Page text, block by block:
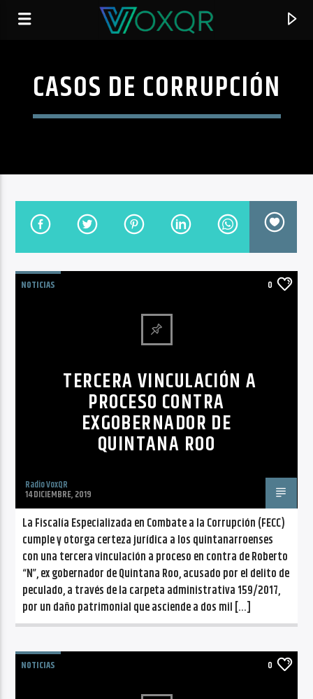
RADIO VOXQR
VOXQR
CASOS DE CORRUPCIÓN
NOTICIAS 0
TERCERA VINCULACIÓN A
PROCESO CONTRA
EXGOBERNADOR DE
QUINTANA ROO
Radio VoxQR
14 DICIEMBRE, 2019
La Fiscalía Especializada en Combate a la Corrupción (FECC)
cumple y otorga certeza jurídica a los quintanarroenses
con una tercera vinculación a proceso en contra de Roberto
“N”, ex gobernador de Quintana Roo, acusado por el delito de
peculado, a través de la carpeta administrativa 159/2017,
por un daño patrimonial que asciende a dos mil […]
NOTICIAS 0